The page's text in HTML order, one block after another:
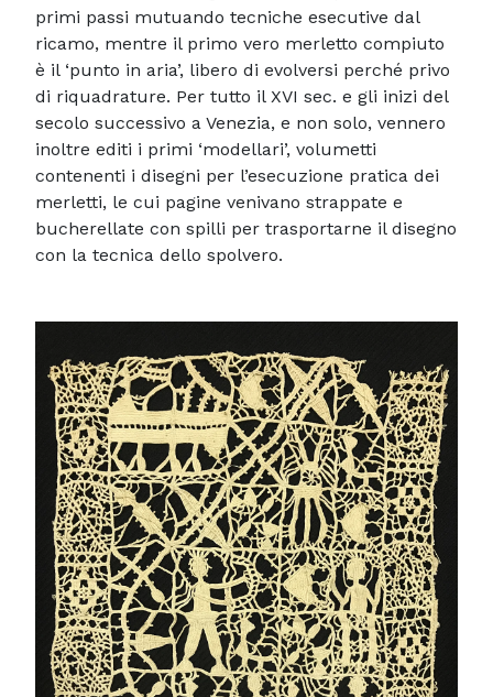
primi passi mutuando tecniche esecutive dal
ricamo, mentre il primo vero merletto compiuto
è il ‘punto in aria’, libero di evolversi perché privo
di riquadrature. Per tutto il XVI sec. e gli inizi del
secolo successivo a Venezia, e non solo, vennero
inoltre editi i primi ‘modellari’, volumetti
contenenti i disegni per l’esecuzione pratica dei
merletti, le cui pagine venivano strappate e
bucherellate con spilli per trasportarne il disegno
con la tecnica dello spolvero.